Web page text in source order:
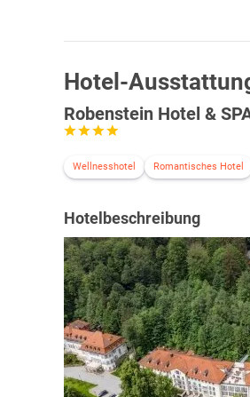
Hotel-
Robenstein Hotel &
Wellnesshotel Romantisches Hotel
Hotelbeschreibung